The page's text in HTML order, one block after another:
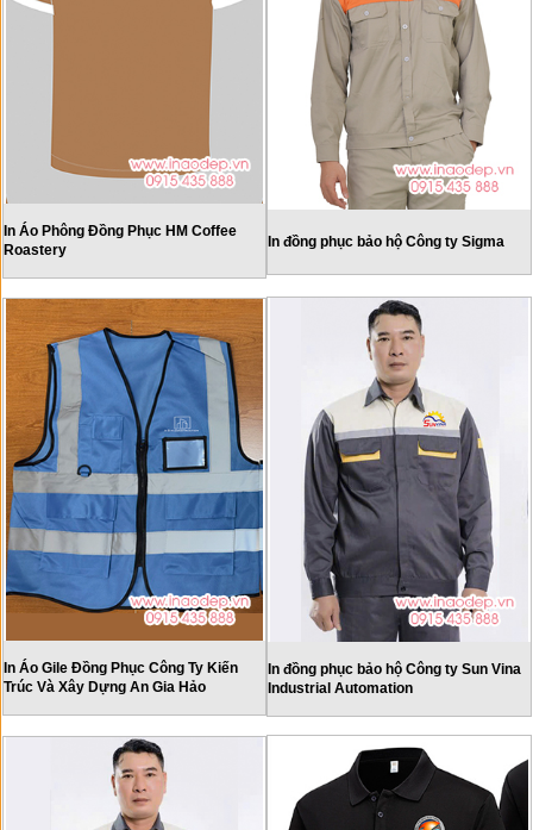
In Áo Phông Đồng Phục HM Coffee
Roastery
In đồng phục bảo hộ Công ty Sigma
In Áo Gile Đồng Phục Công Ty Kiến
Trúc Và Xây Dựng An Gia Hảo
In đồng phục bảo hộ Công ty Sun Vina
Industrial Automation